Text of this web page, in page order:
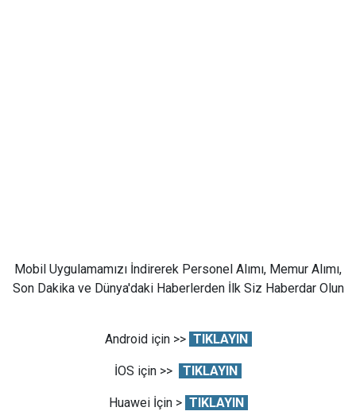
Mobil Uygulamamızı İndirerek Personel Alımı, Memur Alımı,
Son Dakika ve Dünya'daki Haberlerden İlk Siz Haberdar Olun
Android için >> TIKLAYIN
İOS için >> TIKLAYIN
Huawei İçin > TIKLAYIN